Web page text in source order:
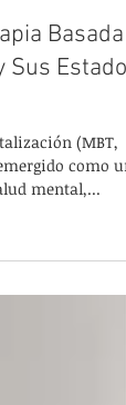
Basada
Estados
(MBT,
como
mental,...